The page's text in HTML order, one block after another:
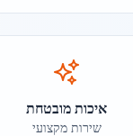
איכות מובטחת
שירות מקצועי